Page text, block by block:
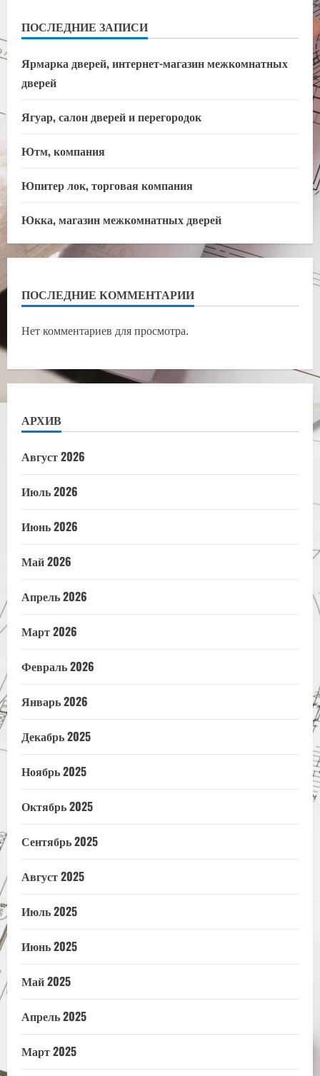
ПОСЛЕДНИЕ ЗАПИСИ
Ярмарка дверей, интернет-магазин межкомнатных
дверей
Ягуар, салон дверей и перегородок
Ютм, компания
Юпитер лок, торговая компания
Юкка, магазин межкомнатных дверей
ПОСЛЕДНИЕ КОММЕНТАРИИ
Нет комментариев для просмотра.
АРХИВ
Август 2026
Июль 2026
Июнь 2026
Май 2026
Апрель 2026
Март 2026
Февраль 2026
Январь 2026
Декабрь 2025
Ноябрь 2025
Октябрь 2025
Сентябрь 2025
Август 2025
Июль 2025
Июнь 2025
Май 2025
Апрель 2025
Март 2025